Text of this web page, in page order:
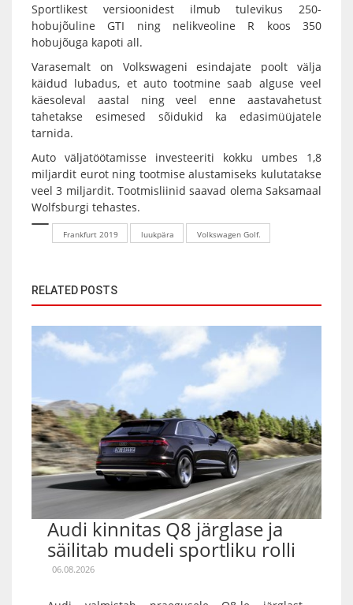
Sportlikest versioonidest ilmub tulevikus 250-
hobujõuline GTI ning nelikveoline R koos 350
hobujõuga kapoti all.
Varasemalt on Volkswageni esindajate poolt välja
käidud lubadus, et auto tootmine saab alguse veel
käesoleval aastal ning veel enne aastavahetust
tahetakse esimesed sõidukid ka edasimüüjatele
tarnida.
Auto väljatöötamisse investeeriti kokku umbes 1,8
miljardit eurot ning tootmise alustamiseks kulutatakse
veel 3 miljardit. Tootmisliinid saavad olema Saksamaal
Wolfsburgi tehastes.
Frankfurt 2019 luukpära Volkswagen Golf.
RELATED POSTS
Audi kinnitas Q8 järglase ja
säilitab mudeli sportliku rolli
06.08.2026